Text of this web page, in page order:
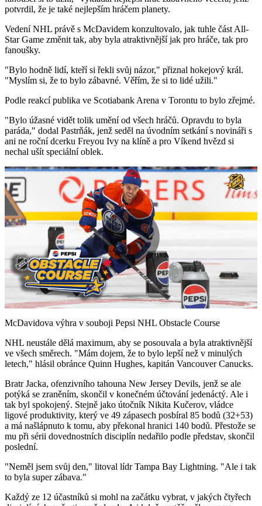
potvrdil, že je také nejlepším hráčem planety.
Vedení NHL právě s McDavidem konzultovalo, jak tuhle část All-
Star Game změnit tak, aby byla atraktivnější jak pro hráče, tak pro
fanoušky.
"Bylo hodně lidí, kteří si řekli svůj názor," přiznal hokejový král.
"Myslím si, že to bylo zábavné. Věřím, že si to lidé užili."
Podle reakcí publika ve Scotiabank Arena v Torontu to bylo zřejmé.
"Bylo úžasné vidět tolik umění od všech hráčů. Opravdu to byla
paráda," dodal Pastrňák, jenž seděl na úvodním setkání s novináři s
ani ne roční dcerku Freyou Ivy na klíně a pro Víkend hvězd si
nechal ušít speciální oblek.
Play
Video
McDavidova výhra v souboji Pepsi NHL Obstacle Course
NHL neustále dělá maximum, aby se posouvala a byla atraktivnější
ve všech směrech. "Mám dojem, že to bylo lepší než v minulých
letech," hlásil obránce Quinn Hughes, kapitán Vancouver Canucks.
Bratr Jacka, ofenzivního tahouna New Jersey Devils, jenž se ale
potýká se zraněním, skončil v konečném účtování jedenáctý. Ale i
tak byl spokojený. Stejně jako útočník Nikita Kučerov, vládce
ligové produktivity, který ve 49 zápasech posbíral 85 bodů (32+53)
a má našlápnuto k tomu, aby překonal hranici 140 bodů. Přestože se
mu při sérii dovednostních disciplín nedařilo podle představ, skončil
poslední.
"Neměl jsem svůj den," litoval lídr Tampa Bay Lightning. "Ale i tak
to byla super zábava."
Každý ze 12 účastníků si mohl na začátku vybrat, v jakých čtyřech